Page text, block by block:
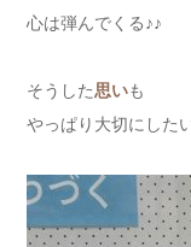
心は弾んでくる♪♪
そうした思いも
やっぱり大切にした